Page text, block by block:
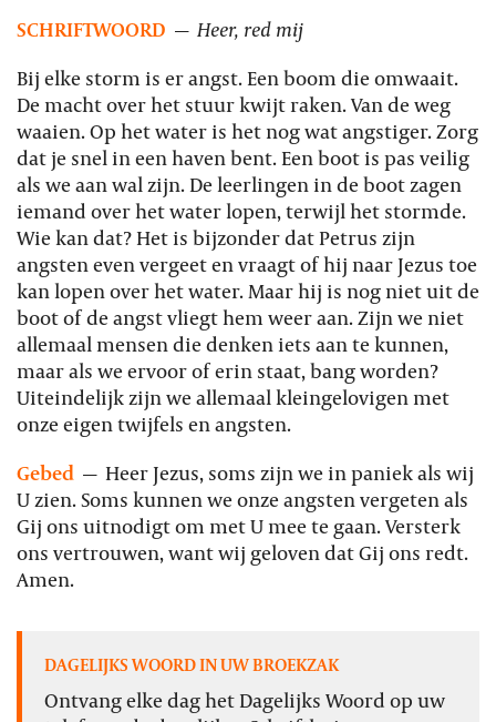
SCHRIFTWOORD — Heer, red mij
Bij elke storm is er angst. Een boom die omwaait.
De macht over het stuur kwijt raken. Van de weg
waaien. Op het water is het nog wat angstiger. Zorg
dat je snel in een haven bent. Een boot is pas veilig
als we aan wal zijn. De leerlingen in de boot zagen
iemand over het water lopen, terwijl het stormde.
Wie kan dat? Het is bijzonder dat Petrus zijn
angsten even vergeet en vraagt of hij naar Jezus toe
kan lopen over het water. Maar hij is nog niet uit de
boot of de angst vliegt hem weer aan. Zijn we niet
allemaal mensen die denken iets aan te kunnen,
maar als we ervoor of erin staat, bang worden?
Uiteindelijk zijn we allemaal kleingelovigen met
onze eigen twijfels en angsten.
Gebed — Heer Jezus, soms zijn we in paniek als wij
U zien. Soms kunnen we onze angsten vergeten als
Gij ons uitnodigt om met U mee te gaan. Versterk
ons vertrouwen, want wij geloven dat Gij ons redt.
Amen.
DAGELIJKS WOORD IN UW BROEKZAK
Ontvang elke dag het Dagelijks Woord op uw